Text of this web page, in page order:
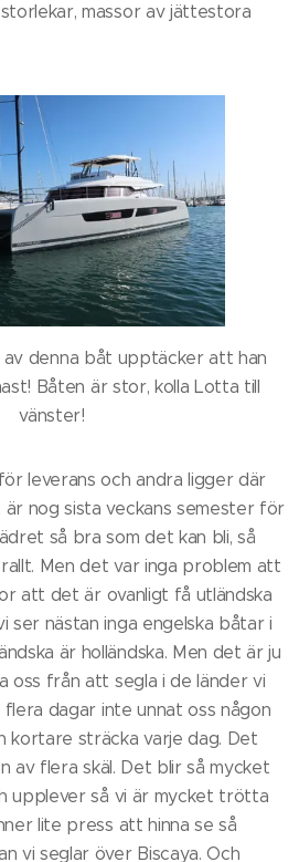
massor av jättestora
denna båt upptäcker att han
Båten är stor, kolla Lotta till
vänster!
leverans och andra ligger där
är nog sista veckans semester för
så bra som det kan bli, så
Men det var inga problem att
att det är ovanligt få utländska
ser nästan inga engelska båtar i
är holländska. Men det är ju
oss från att segla i de länder vi
dagar inte unnat oss någon
kortare sträcka varje dag. Det
av flera skäl. Det blir så mycket
upplever så vi är mycket trötta
lite press att hinna se så
vi seglar över Biscaya. Och